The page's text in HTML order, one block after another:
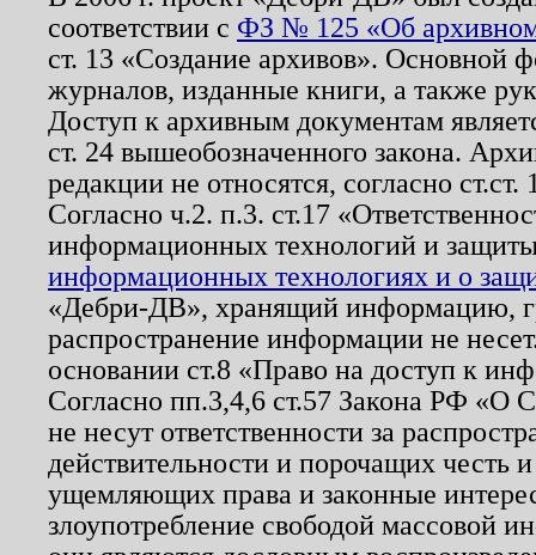
соответствии с ФЗ № 125 «Об
ст. 13 «Создание архивов». Основной
журналов, изданные книги, а также
Доступ к архивным документам
ст. 24 вышеобозначенного закона.
редакции не относятся, согласно
Согласно ч.2. п.3. ст.17
информационных технологий и
информационных технологиях и о
«Дебри-ДВ», хранящий информацию,
распространение информации не
основании ст.8 «Право на доступ к
Согласно пп.3,4,6 ст.57 Закона РФ «О
не несут ответственности за
действительности и порочащих честь
ущемляющих права и законные
злоупотребление свободой массовой